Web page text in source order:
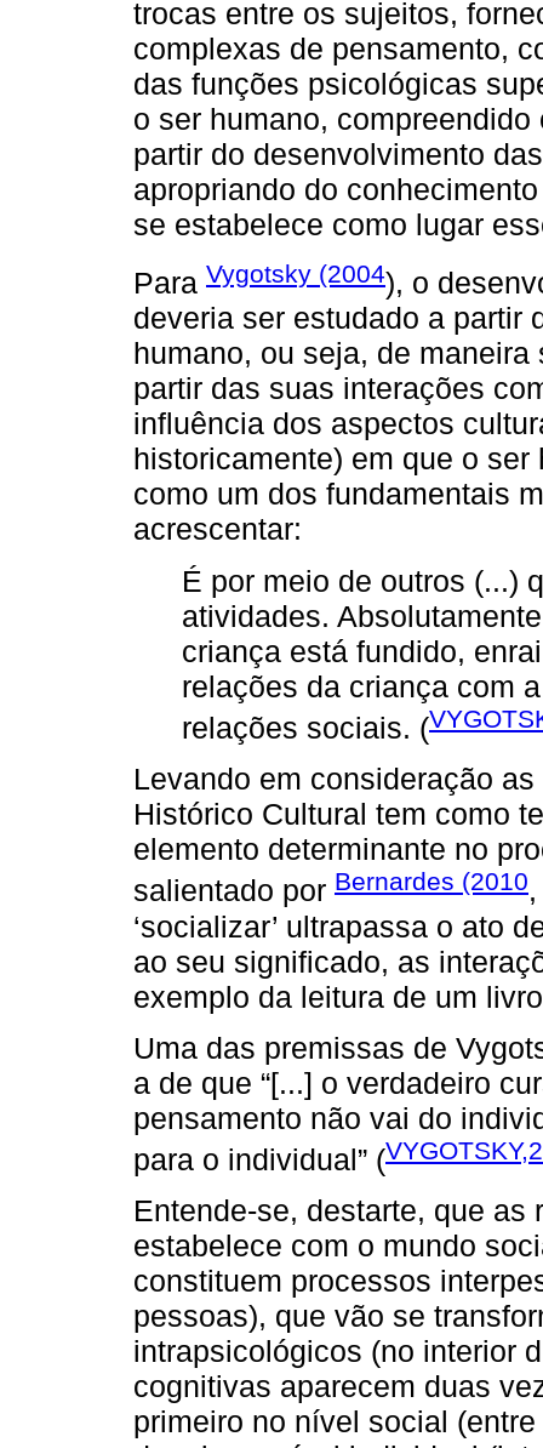
trocas entre os sujeitos,
complexas de pensamento,
das funções psicológicas
o ser humano,
partir do desenvolvimento
apropriando do
se estabelece como lugar
Para Vygotsky (2004), o
deveria ser estudado a partir
humano, ou seja, de
partir das suas interações
influência dos aspectos
historicamente) em que o
como um dos fundamentais
acrescentar:
É por meio de outros (...)
atividades.
criança está fundido,
relações da criança com
relações sociais. (
Levando em consideração
Histórico Cultural tem como
elemento determinante no
salientado por Bernardes (2010
‘socializar’ ultrapassa o ato
ao seu significado, as
exemplo da leitura de um
Uma das premissas de
a de que “[...] o verdadeiro
pensamento não vai do
para o individual” (
Entende-se, destarte, que
estabelece com o mundo
constituem processos
pessoas), que vão se
intrapsicológicos (no interior
cognitivas aparecem duas
primeiro no nível social